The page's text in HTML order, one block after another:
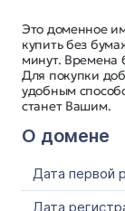
Это доменное
купить без
минут. Времена
Для покупки
удобным
станет Вашим.
О домене
Дата первой
Дата